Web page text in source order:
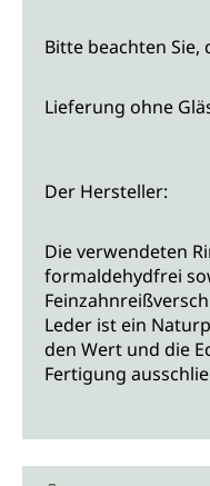
Bitte beachten
Lieferung ohne
Der Hersteller:
Die verwendeten
formaldehydfrei
Leder ist ein
den Wert und die
Fertigung